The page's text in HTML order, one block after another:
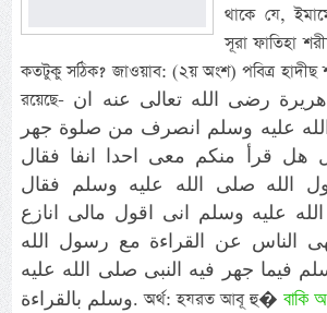
থাকে যে,
সূরা ফাতিহা
কতটুকু সঠিক? জাওয়াব: (২য় অংশ) পবিত্র হাদীছ
রয়েছে- عن حضرت ابى هريرة رضى الله تعالى عنه ان
عليه وسلم انصرف من صلوة جهر
هل قرأ منكم معى احدا انفا فقال
الله صلى الله عليه وسلم فقال
عليه وسلم انى اقول مالى انازع
الناس عن القراءة مع رسول الله
فيما جهر فيه النبى صلى الله عليه
وسلم بالقراءة. অর্থ: হযরত আবূ হু�বাকি